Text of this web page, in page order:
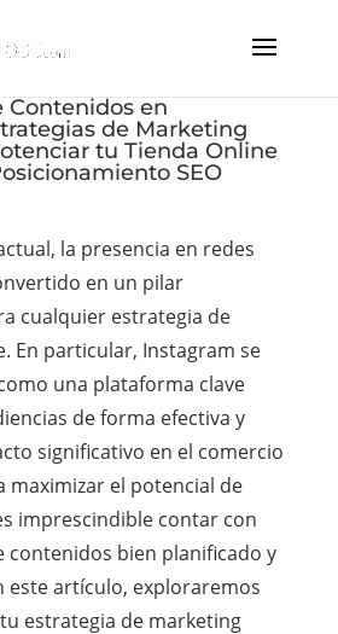
Contenidos en
de Marketing
tu Tienda Online
SEO
la presencia en redes
en un pilar
cualquier estrategia de
En particular, Instagram se
una plataforma clave
de forma efectiva y
significativo en el comercio
maximizar el potencial de
imprescindible contar con
contenidos bien planificado y
este artículo, exploraremos
estrategia de marketing